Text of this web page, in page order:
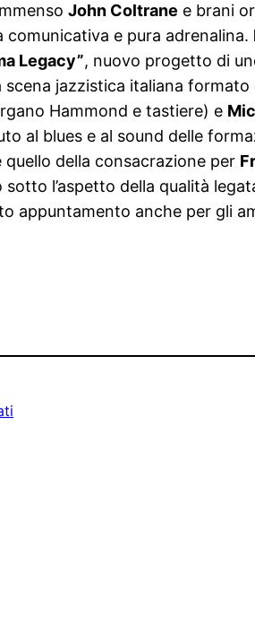
John Coltrane e brani
e pura adrenalina.
Legacy”, nuovo progetto di
jazzistica italiana formato
Hammond e tastiere) e
al blues e al sound delle
quello della consacrazione per
l’aspetto della qualità
appuntamento anche per gli